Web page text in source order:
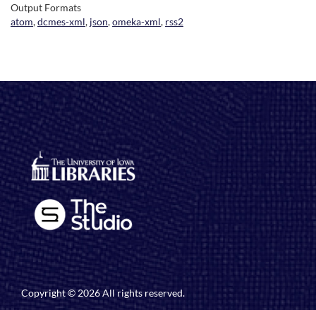
Output Formats
atom,dcmes-xml, json,omeka-xml, rss2
Copyright © 2026 All rights reserved.